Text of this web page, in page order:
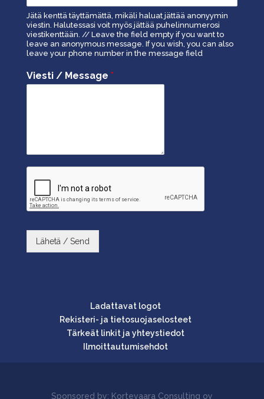
Jätä kenttä täyttämättä, mikäli haluat jättää anonyymin
viestin. Halutessasi voit myös jättää puhelinnumerosi
viestikenttään. // Leave the field empty if you want to
leave an anonymous message. If you wish, you can also
leave your phone number in the message field
Viesti / Message *
Lähetä / Send
Ladattavat logot
Rekisteri- ja tietosuojaselosteet
Tärkeät linkit ja yhteystiedot
Ilmoittautumisehdot
Sponsored by: Kortevaara Consulting oy